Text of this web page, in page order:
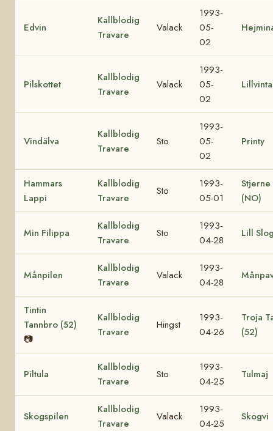
Edvin
Kallblodig
Travare
Valack
1993-
05-
02
Pilskottet
Kallblodig
Travare
Valack
1993-
05-
02
Lillvinta
Vindälva
Kallblodig
Travare
Sto
1993-
05-
02
Printy
Hammars
Lappi
Kallblodig
Travare
Sto
1993-
05-01
(NO)
Min Filippa
Kallblodig
Travare
Sto
1993-
04-28
Lill
Månpilen
Kallblodig
Travare
Valack
1993-
04-28
Tintin
Tannbro (52)
📷
Kallblodig
Travare
Hingst
1993-
04-26
Troja
(52)
Piltula
Kallblodig
Travare
Sto
1993-
04-25
Tulmaj
Skogspilen
Kallblodig
Travare
Valack
1993-
04-25
Skogvi